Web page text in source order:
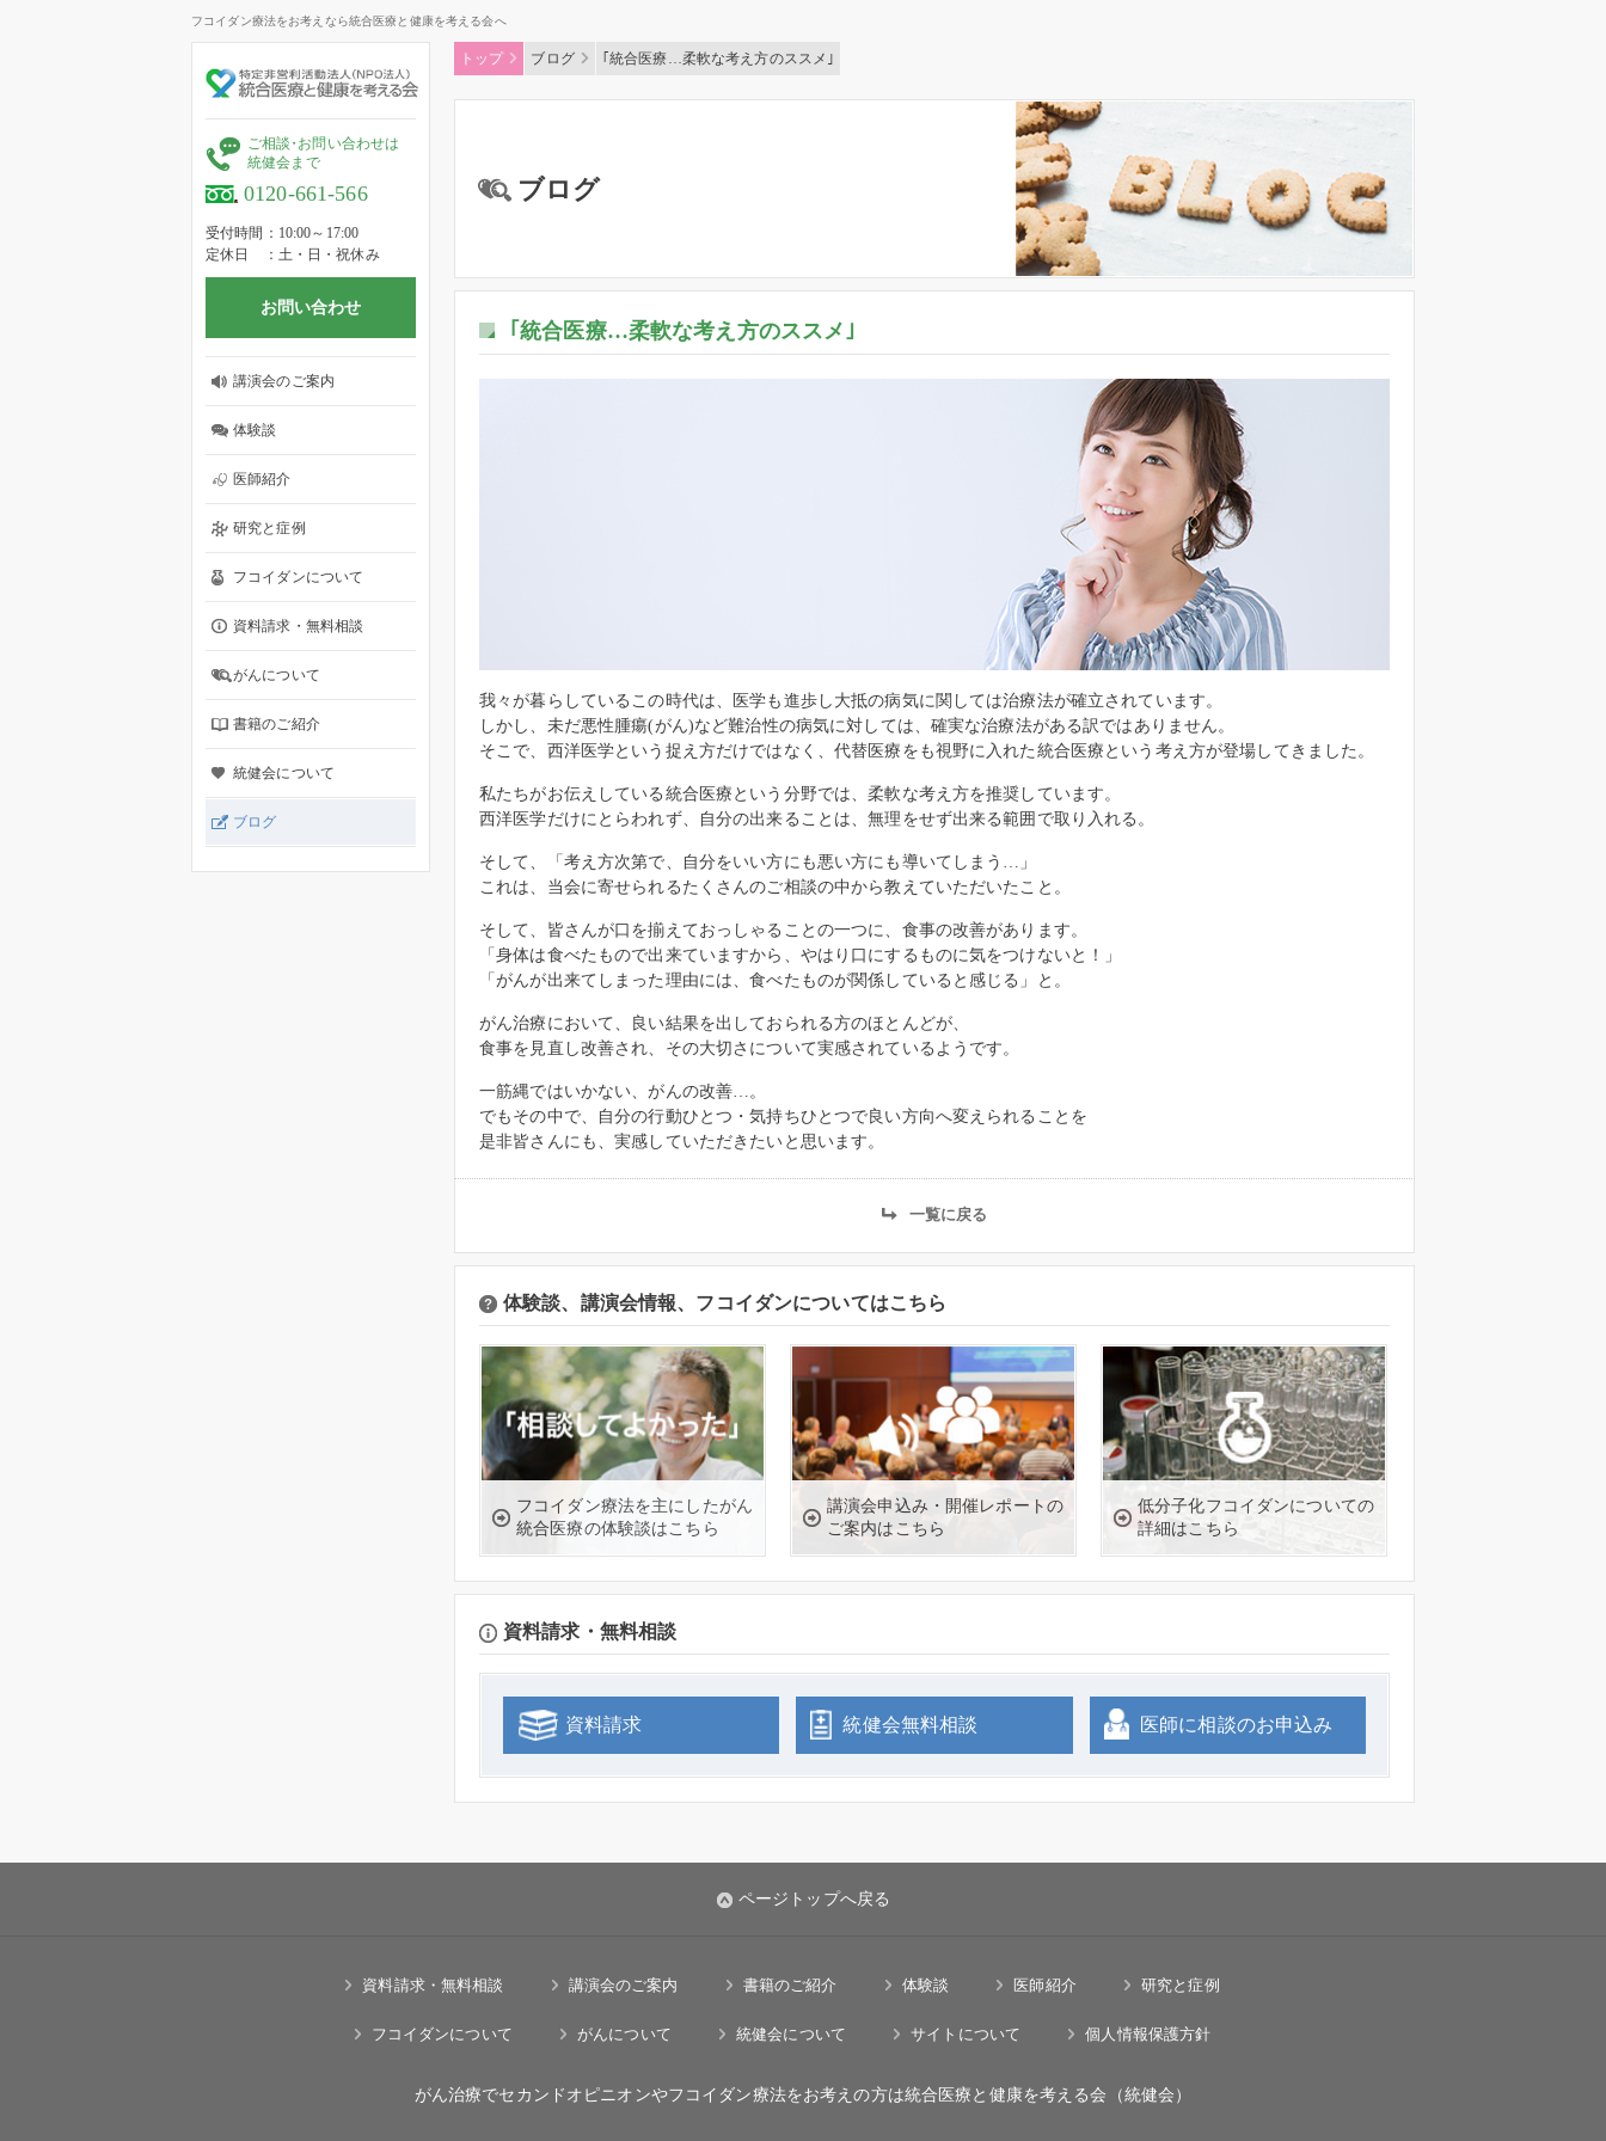
フコイダン療法をお考えなら統合医療と健康を考える会へ
ご相談・ お問い合わせは
統健会まで
0120-661-566
受付時間
10:00～17:00
定休日
土・日・祝休み
お問い合わせ
講演会のご案内
体験談
医師紹介
研究と症例
フコイダンについて
資料請求・無料相談
がんについて
書籍のご紹介
統健会について
ブログ
トップ ブログ ｢統合医療…柔軟な考え方のススメ｣
ブログ
｢統合医療…柔軟な考え方のススメ｣
我々が暮らしているこの時代は、医学も進歩し大抵の病気に関しては治療法が確立されています。
しかし、未だ悪性腫瘍(がん)など難治性の病気に対しては、確実な治療法がある訳ではありません。
そこで、西洋医学という捉え方だけではなく、代替医療をも視野に入れた統合医療という考え方が登場してきました。
私たちがお伝えしている統合医療という分野では、柔軟な考え方を推奨しています。
西洋医学だけにとらわれず、自分の出来ることは、無理をせず出来る範囲で取り入れる。
そして、「考え方次第で、自分をいい方にも悪い方にも導いてしまう…」
これは、当会に寄せられるたくさんのご相談の中から教えていただいたこと。
そして、皆さんが口を揃えておっしゃることの一つに、食事の改善があります。
「身体は食べたもので出来ていますから、やはり口にするものに気をつけないと！」
「がんが出来てしまった理由には、食べたものが関係していると感じる」と。
がん治療において、良い結果を出しておられる方のほとんどが、
食事を見直し改善され、その大切さについて実感されているようです。
一筋縄ではいかない、がんの改善…。
でもその中で、自分の行動ひとつ・気持ちひとつで良い方向へ変えられることを
是非皆さんにも、実感していただきたいと思います。
一覧に戻る
体験談、講演会情報、フコイダンについてはこちら
フコイダン療法を主にしたがん
統合医療の体験談はこちら
講演会申込み・開催レポートの
ご案内はこちら
低分子化フコイダンについての
詳細はこちら
資料請求・無料相談
資料請求 統健会無料相談 医師に相談のお申込み
ページトップへ戻る
資料請求・無料相談 講演会のご案内 書籍のご紹介 体験談 医師紹介 研究と症例
フコイダンについて がんについて 統健会について サイトについて 個人情報保護方針
がん治療でセカンドオピニオンやフコイダン療法をお考えの方は統合医療と健康を考える会（統健会）